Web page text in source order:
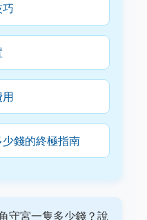
錢的終極指南
守宮一隻多少錢？說